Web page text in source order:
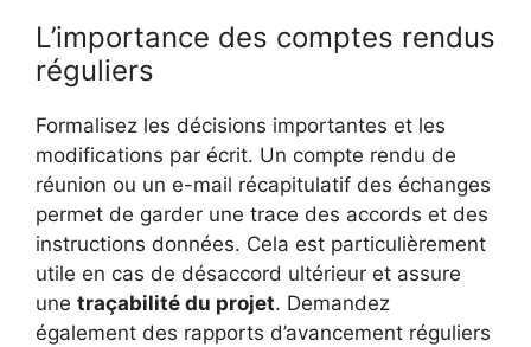
L’importance des comptes rendus
réguliers
Formalisez les décisions importantes et les
modifications par écrit. Un compte rendu de
réunion ou un e-mail récapitulatif des échanges
permet de garder une trace des accords et des
instructions données. Cela est particulièrement
utile en cas de désaccord ultérieur et assure
une traçabilité du projet. Demandez
également des rapports d’avancement réguliers